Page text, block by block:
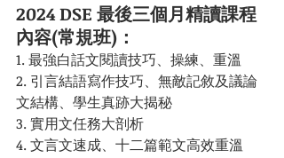
2024 DSE 最後三個月精讀課程
內容(常規班)：
1. 最強白話文閱讀技巧、操練、重溫
2. 引言結語寫作技巧、無敵記敘及議論
文結構、學生真跡大揭秘
3. 實用文任務大剖析
4. 文言文速成、十二篇範文高效重溫